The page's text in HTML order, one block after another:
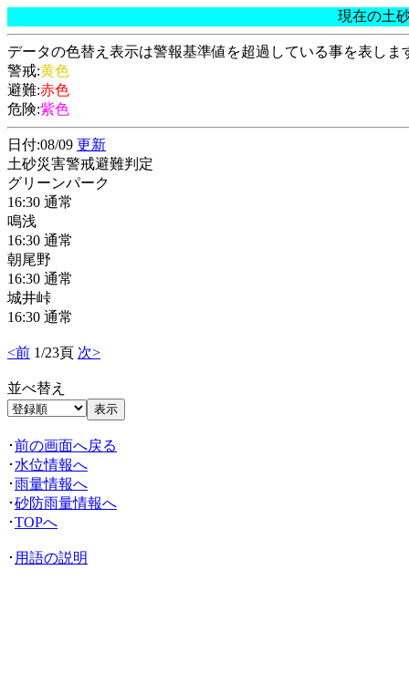
現在の土
データの色替え表示は警報基準値を超過している事を表しま
警戒:黄色
避難:赤色
危険:紫色
日付:08/09 更新
土砂災害警戒避難判定
グリーンパーク
16:30 通常
鳴浅
16:30 通常
朝尾野
16:30 通常
城井峠
16:30 通常
<前 1/23頁 次>
並べ替え
･前の画面へ戻る
･ 水位情報へ
･雨量情報へ
･砂防雨量情報へ
･TOPへ
･ 用語の説明